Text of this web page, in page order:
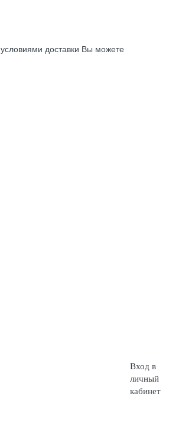
доставки Вы можете
Вход в
личный
кабинет